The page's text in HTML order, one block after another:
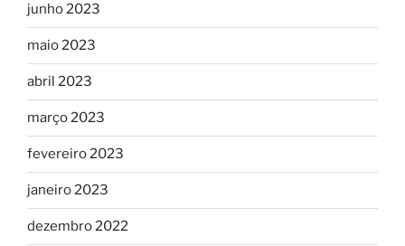
junho 2023
maio 2023
abril 2023
março 2023
fevereiro 2023
janeiro 2023
dezembro 2022